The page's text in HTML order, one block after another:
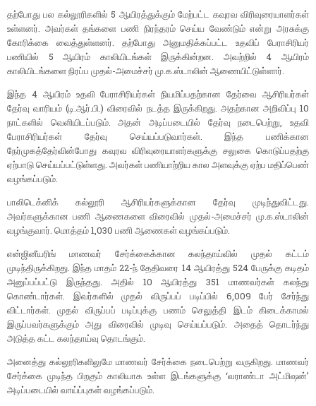
தற்போது பல கல்லூரிகளில் 5 ஆயிரத்துக்கும் மேற்பட்ட கவுரவ விரிவுரையாளர்கள்
உள்ளனர். அவர்கள் தங்களை பணி நிரந்தரம் செய்ய வேண்டும் என்று அரசுக்கு
கோரிக்கை வைத்துள்ளனர். தற்போது அனுமதிக்கப்பட்ட உதவிப் பேராசிரியர்
பணியில் 5 ஆயிரம் காலியிடங்கள் இருக்கின்றன. அவற்றில் 4 ஆயிரம்
காலியிடங்களை நிரப்ப முதல்-அமைச்சர் மு.க.ஸ்டாலின் ஆணையிட்டுள்ளார்.
இந்த 4 ஆயிரம் உதவி பேராசிரியர்கள் நியமிப்பதற்கான தேர்வை ஆசிரியர்கள்
தேர்வு வாரியம் (டி.ஆர்.பி.) விரைவில் நடத்த இருக்கிறது. அதற்கான அறிவிப்பு 10
நாட்களில் வெளியிடப்படும். அதன் அடிப்படையில் தேர்வு நடைபெற்று, உதவி
பேராசிரியர்கள் தேர்வு செய்யப்படுவார்கள். இந்த பணிக்கான
நேர்முகத்தேர்வின்போது கவுரவ விரிவுரையாளர்களுக்கு சலுகை கொடுப்பதற்கு
ஏற்பாடு செய்யப்பட்டுள்ளது. அவர்கள் பணியாற்றிய கால அளவுக்கு ஏற்ப மதிப்பெண்
வழங்கப்படும்.
பாலிடெக்னிக் கல்லூரி ஆசிரியர்களுக்கான தேர்வு முடிந்துவிட்டது.
அவர்களுக்கான பணி ஆணைகளை விரைவில் முதல்-அமைச்சர் மு.க.ஸ்டாலின்
வழங்குவார். மொத்தம் 1,030 பணி ஆணைகள் வழங்கப்படும்.
என்ஜினீயரிங் மாணவர் சேர்க்கைக்கான கலந்தாய்வில் முதல் கட்டம்
முடிந்திருக்கிறது. இந்த மாதம் 22-ந் தேதிவரை 14 ஆயிரத்து 524 பேருக்கு கடிதம்
அனுப்பப்பட்டு இருந்தது. அதில் 10 ஆயிரத்து 351 மாணவர்கள் கலந்து
கொண்டார்கள். இவர்களில் முதல் விருப்பப் படிப்பில் 6,009 பேர் சேர்ந்து
விட்டார்கள். முதல் விருப்பப் படிப்புக்கு பணம் செலுத்தி இடம் கிடைக்காமல்
இருப்பவர்களுக்கும் அது விரைவில் முடிவு செய்யப்படும். அதைத் தொடர்ந்து
அடுத்த கட்ட கலந்தாய்வு தொடங்கும்.
அனைத்து கல்லூரிகளிலுமே மாணவர் சேர்க்கை நடைபெற்று வருகிறது. மாணவர்
சேர்க்கை முடிந்த பிறகும் காலியாக உள்ள இடங்களுக்கு ‘வராண்டா அட்மிஷன்’
அடிப்படையில் வாய்ப்புகள் வழங்கப்படும்.